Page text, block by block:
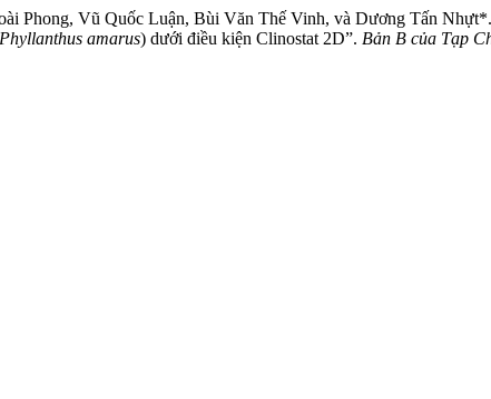
Vũ Quốc Luận, Bùi Văn Thế Vinh, và Dương Tấn Nhựt*.
Phyllanthus amarus) dưới điều kiện Clinostat 2D”. Bản B của Tạp